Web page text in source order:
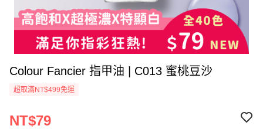
Colour Fancier 指甲油 | C013 蜜桃豆沙
超取滿NT$499免運
NT$79